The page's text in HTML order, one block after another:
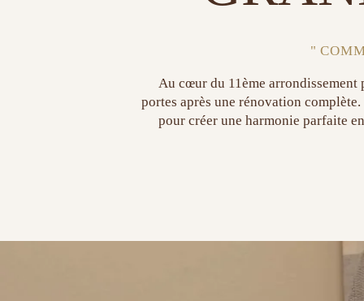
"
Au cœur du 11ème arrondissement
portes après une rénovation
pour créer une harmonie parfaite